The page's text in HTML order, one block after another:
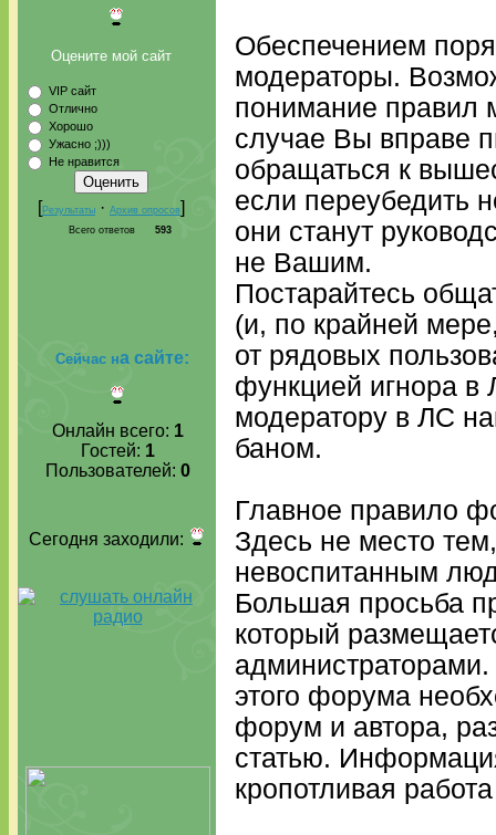
Оцените мой сайт
VIP сайт
Отлично
Хорошо
Ужасно ;)))
Не нравится
[Результаты · Архив опросов]
Всего ответов 593
Сейчас на сайте:
Онлайн всего: 1
Гостей: 1
Пользователей: 0
Сегодня заходили:
Обеспечением
модераторы.
понимание правил
случае Вы вправе
обращаться к
если переубедить
они станут
не Вашим.
Постарайтесь
(и, по крайней
от рядовых
функцией игнора в
модератору в ЛС
баном.
Главное правило
Здесь не место
невоспитанным
Большая просьба
который
этого форума
форум и автора,
статью.
кропотливая